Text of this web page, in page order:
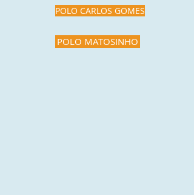
POLO CARLOS GOMES
POLO MATOSINHO